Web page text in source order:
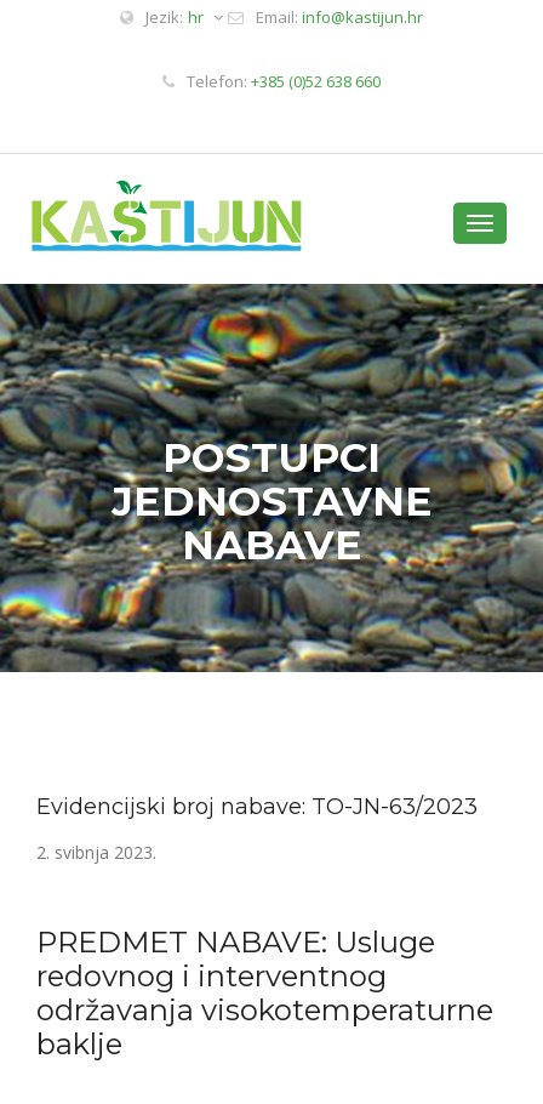
Jezik: hr Email: info@kastijun.hr
Telefon: +385 (0)52 638 660
Toggle
POSTUPCI
JEDNOSTAVNE
NABAVE
Evidencijski broj nabave: TO-JN-63/2023
2. svibnja 2023.
PREDMET NABAVE: Usluge
redovnog i interventnog
održavanja visokotemperaturne
baklje